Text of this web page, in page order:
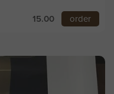
15.00 order